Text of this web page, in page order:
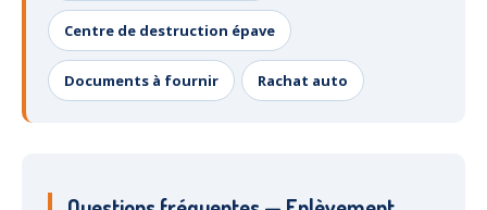
Centre de destruction épave
Documents à fournir Rachat auto